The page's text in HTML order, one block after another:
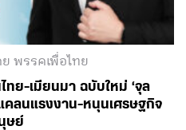
พรรคเพื่อไทย
ทย-เมียนมา ฉบับใหม่ ‘จุล
ลนแรงงาน-หนุนเศรษฐกิจ
ษย์